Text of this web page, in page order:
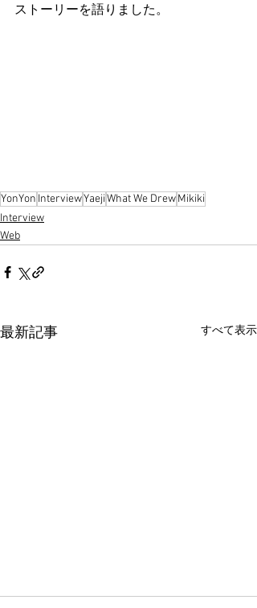
ストーリーを語りました。
YonYon InterviewYaejiWhat We DrewMikiki
Interview
Web
最新記事 すべて表示